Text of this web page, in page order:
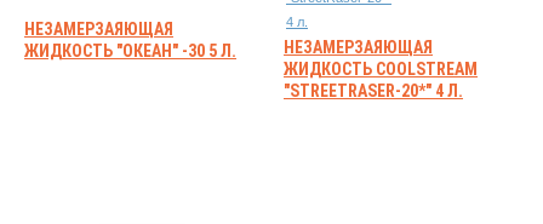
НЕЗАМЕРЗАЯЮЩАЯ
ЖИДКОСТЬ "ОКЕАН" -30 5 Л.
НЕЗАМЕРЗАЯЮЩАЯ
ЖИДКОСТЬ COOLSTREAM
"STREETRASER-20*" 4 Л.